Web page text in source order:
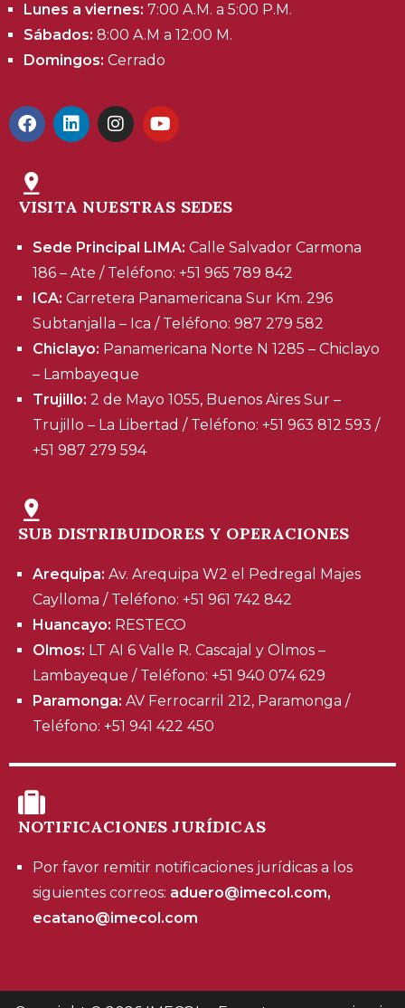
Lunes a viernes: 7:00 A.M. a 5:00 P.M.
Sábados: 8:00 A.M a 12:00 M.
Domingos: Cerrado
VISITA NUESTRAS SEDES
Sede Principal LIMA: Calle Salvador Carmona
186 – Ate / Teléfono: +51 965 789 842
ICA: Carretera Panamericana Sur Km. 296
Subtanjalla – Ica / Teléfono: 987 279 582
Chiclayo: Panamericana Norte N 1285 – Chiclayo
– Lambayeque
Trujillo: 2 de Mayo 1055, Buenos Aires Sur –
Trujillo – La Libertad / Teléfono: +51 963 812 593 /
+51 987 279 594
SUB DISTRIBUIDORES Y OPERACIONES
Arequipa: Av. Arequipa W2 el Pedregal Majes
Caylloma / Teléfono: +51 961 742 842
Huancayo: RESTECO
Olmos: LT AI 6 Valle R. Cascajal y Olmos –
Lambayeque / Teléfono: +51 940 074 629
Paramonga: AV Ferrocarril 212, Paramonga /
Teléfono: +51 941 422 450
NOTIFICACIONES JURÍDICAS
Por favor remitir notificaciones jurídicas a los
siguientes correos: aduero@imecol.com,
ecatano@imecol.com